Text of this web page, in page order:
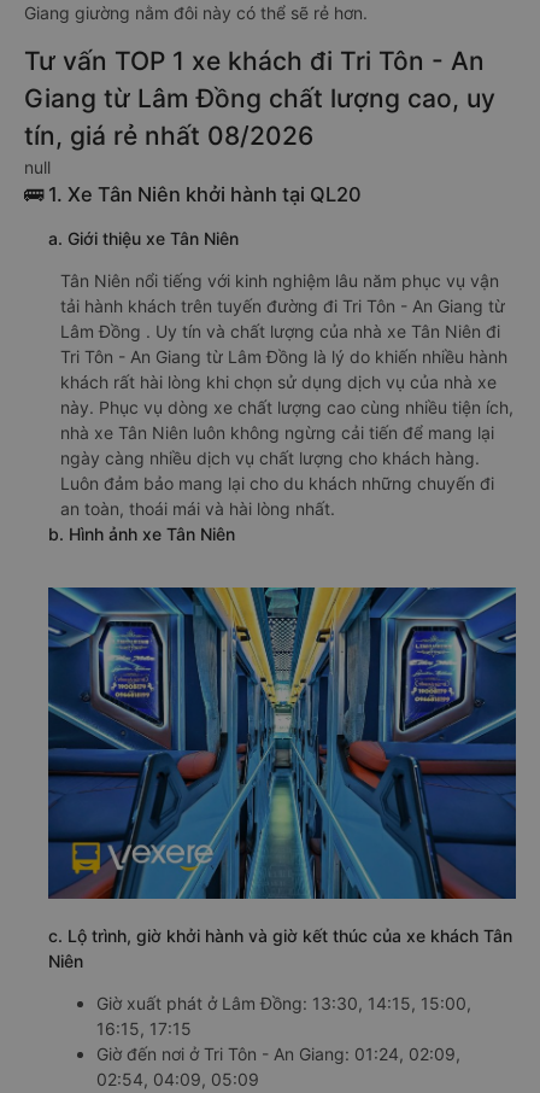
Giang giường nằm đôi này có thể sẽ rẻ hơn.
Tư vấn TOP 1 xe khách đi Tri Tôn - An
Giang từ Lâm Đồng chất lượng cao, uy
tín, giá rẻ nhất 08/2026
null
🚌 1. Xe Tân Niên khởi hành tại QL20
a. Giới thiệu xe Tân Niên
Tân Niên nổi tiếng với kinh nghiệm lâu năm phục vụ vận
tải hành khách trên tuyến đường đi Tri Tôn - An Giang từ
Lâm Đồng . Uy tín và chất lượng của nhà xe Tân Niên đi
Tri Tôn - An Giang từ Lâm Đồng là lý do khiến nhiều hành
khách rất hài lòng khi chọn sử dụng dịch vụ của nhà xe
này. Phục vụ dòng xe chất lượng cao cùng nhiều tiện ích,
nhà xe Tân Niên luôn không ngừng cải tiến để mang lại
ngày càng nhiều dịch vụ chất lượng cho khách hàng.
Luôn đảm bảo mang lại cho du khách những chuyến đi
an toàn, thoái mái và hài lòng nhất.
b. Hình ảnh xe Tân Niên
c. Lộ trình, giờ khởi hành và giờ kết thúc của xe khách Tân
Niên
Giờ xuất phát ở Lâm Đồng: 13:30, 14:15, 15:00,
16:15, 17:15
Giờ đến nơi ở Tri Tôn - An Giang: 01:24, 02:09,
02:54, 04:09, 05:09